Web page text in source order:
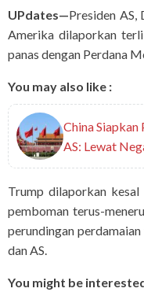
UPdates—Presiden
Amerika dilaporkan
panas dengan Perdana
You may also like :
China Siapkan
AS: Lewat
Trump dilaporkan
pemboman terus-
perundingan
dan AS.
You might be